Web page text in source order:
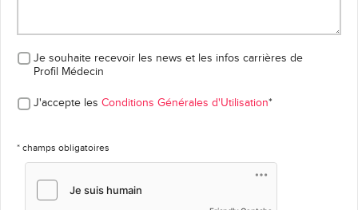
Je souhaite recevoir les news et les infos carrières de
Profil Médecin
J'accepte les Conditions Générales d'Utilisation*
* champs obligatoires